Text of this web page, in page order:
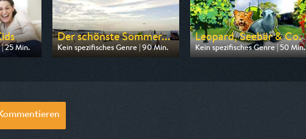
25 Min.
Der schönste Sommer...
Kein spezifisches Genre | 90 Min.
Ausgestrahlt von MDR
Leopard, Seebär & Co.
Kein spezifisches Genre | 50 Min.
Ausgestrahlt von NDR